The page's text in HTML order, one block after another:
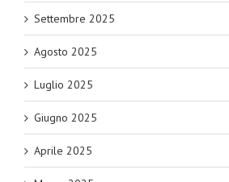
Settembre 2025
Agosto 2025
Luglio 2025
Giugno 2025
Aprile 2025